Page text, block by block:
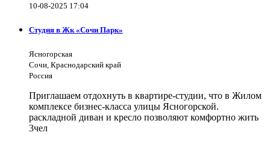
10-08-2025 17:04
Студия в Жк «Сочи Парк»
Ясногорская
Сочи, Краснодарский край
Россия
Приглашаем отдохнуть в квартире-студии, что в Жилом
комплексе бизнес-класса улицы Ясногорской.
раскладной диван и кресло позволяют комфортно жить
3чел